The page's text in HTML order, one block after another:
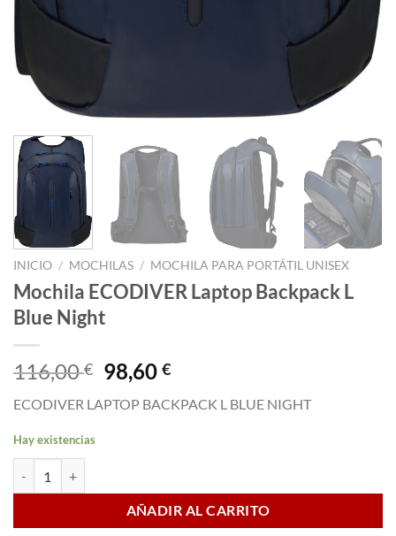
INICIO / MOCHILAS / MOCHILA PARA PORTÁTIL UNISEX
Mochila ECODIVER Laptop Backpack L
Blue Night
116,00€ El
precio
original
98,60€El
actual
ECODIVER LAPTOP BACKPACK L BLUE NIGHT
Hay existencias
AÑADIR AL CARRITO